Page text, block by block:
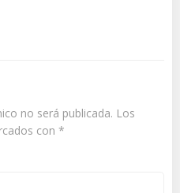
no será publicada. Los
con *